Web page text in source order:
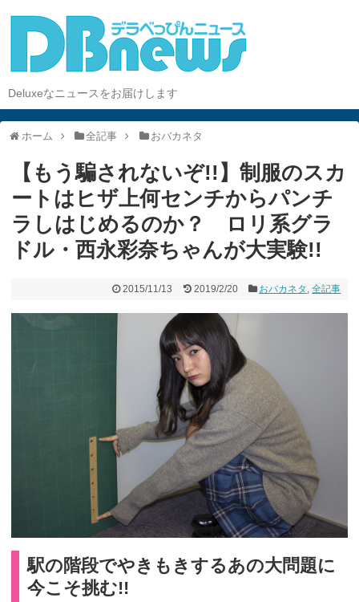
Deluxeなニュースをお届けします
ホーム 全記事 おバカネタ
【もう騙されないぞ!!】制服のスカ
ートはヒザ上何センチからパンチ
ラしはじめるのか？ ロリ系グラ
ドル・西永彩奈ちゃんが大実験!!
2015/11/13 2019/2/20 おバカネタ ,全記事
駅の階段でやきもきするあの大問題に
今こそ挑む!!